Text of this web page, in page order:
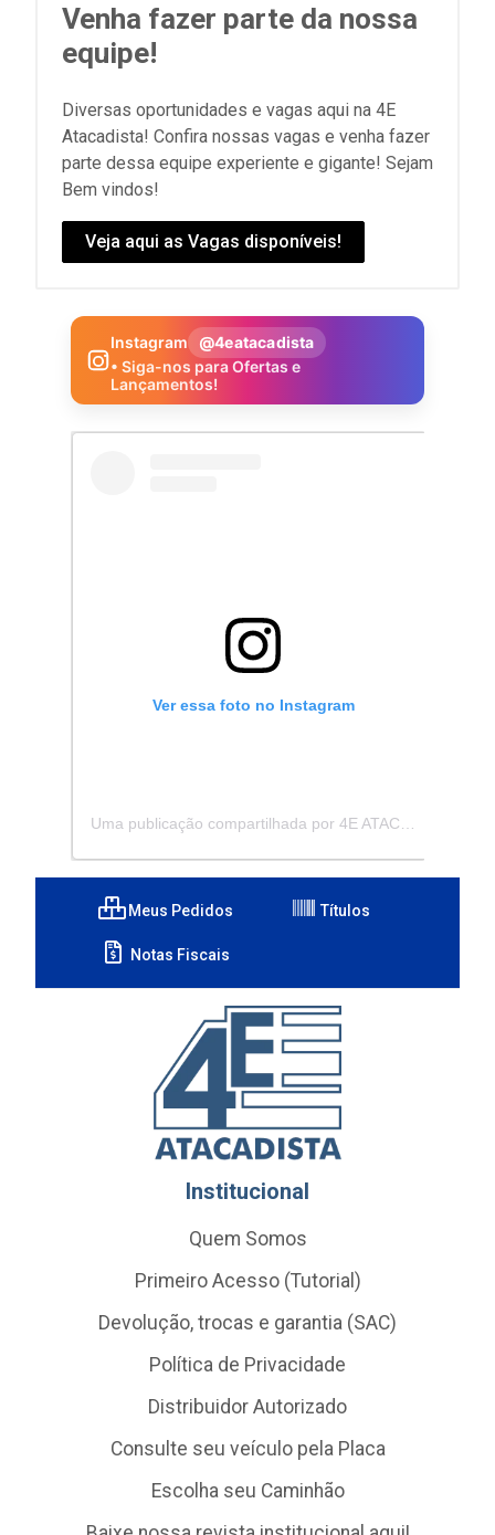
Venha fazer parte da nossa
equipe!
Diversas oportunidades e vagas aqui na 4E
Atacadista! Confira nossas vagas e venha fazer
parte dessa equipe experiente e gigante! Sejam
Bem vindos!
Veja aqui as Vagas disponíveis!
Instagram
@4eatacadista
• Siga-nos para Ofertas e
Lançamentos!
Ver essa foto no Instagram
Meus Pedidos Títulos
Notas Fiscais
Institucional
Quem Somos
Primeiro Acesso (Tutorial)
Devolução, trocas e garantia (SAC)
Política de Privacidade
Distribuidor Autorizado
Consulte seu veículo pela Placa
Escolha seu Caminhão